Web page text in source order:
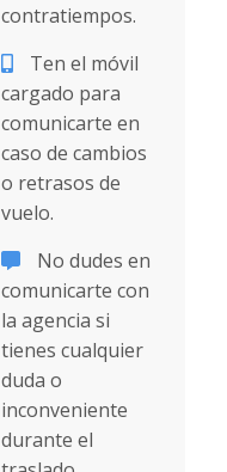
contratiempos.
Ten el móvil
cargado para
comunicarte en
caso de cambios
o retrasos de
vuelo.
No dudes en
comunicarte con
la agencia si
tienes cualquier
duda o
inconveniente
durante el